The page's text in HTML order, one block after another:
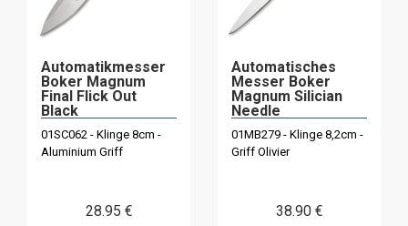
Automatikmesser
Boker Magnum
Final Flick Out
Black
01SC062 - Klinge 8cm -
Aluminium Griff
28.95 €
Automatisches
Messer Boker
Magnum Silician
Needle
01MB279 - Klinge 8,2cm -
Griff Olivier
38.90 €